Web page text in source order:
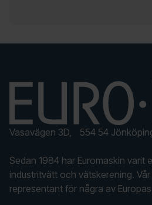
Vasavägen 3D, 554 54
Sedan 1984 har Euromaskin varit
industritvätt och vätskerening.
representant för några av